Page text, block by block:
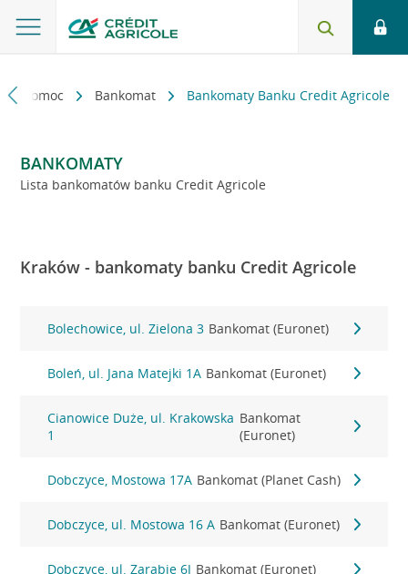
i pomoc Bankomat Bankomaty Banku Credit Agricole
BANKOMATY
Lista bankomatów banku Credit Agricole
Kraków - bankomaty banku Credit Agricole
Bolechowice, ul. Zielona 3 Bankomat (Euronet)
Boleń, ul. Jana Matejki 1A Bankomat (Euronet)
Cianowice Duże, ul. Krakowska
1
Bankomat
(Euronet)
Dobczyce, Mostowa 17A Bankomat (Planet Cash)
Dobczyce, ul. Mostowa 16 A Bankomat (Euronet)
Dobczyce, ul. Zarabie 6J Bankomat (Euronet)